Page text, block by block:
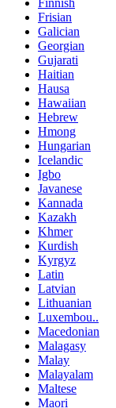
Frisian
Galician
Georgian
Gujarati
Haitian
Hausa
Hawaiian
Hebrew
Hmong
Hungarian
Icelandic
Igbo
Javanese
Kannada
Kazakh
Khmer
Kurdish
Kyrgyz
Latin
Latvian
Lithuanian
Luxembou..
Macedonian
Malagasy
Malay
Malayalam
Maltese
Maori